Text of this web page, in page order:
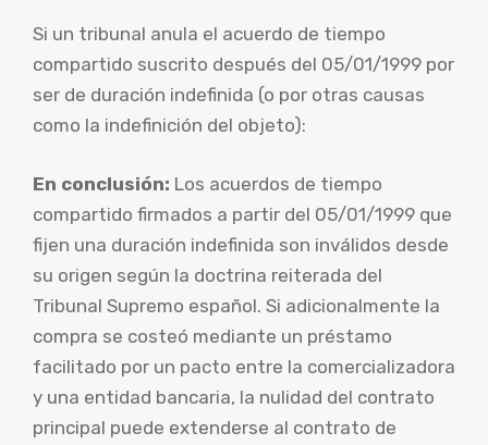
Si un tribunal anula el acuerdo de tiempo
compartido suscrito después del 05/01/1999 por
ser de duración indefinida (o por otras causas
como la indefinición del objeto):
En conclusión: Los acuerdos de tiempo
compartido firmados a partir del 05/01/1999 que
fijen una duración indefinida son inválidos desde
su origen según la doctrina reiterada del
Tribunal Supremo español. Si adicionalmente la
compra se costeó mediante un préstamo
facilitado por un pacto entre la comercializadora
y una entidad bancaria, la nulidad del contrato
principal puede extenderse al contrato de